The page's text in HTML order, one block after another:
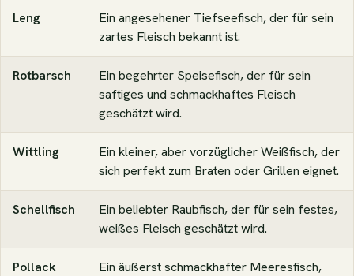
Leng
Ein angesehener Tiefseefisch, der für sein
zartes Fleisch bekannt ist.
Rotbarsch
Ein begehrter Speisefisch, der für sein
saftiges und schmackhaftes Fleisch
geschätzt wird.
Wittling
Ein kleiner, aber vorzüglicher Weißfisch, der
sich perfekt zum Braten oder Grillen eignet.
Schellfisch
Ein beliebter Raubfisch, der für sein festes,
weißes Fleisch geschätzt wird.
Pollack
Ein äußerst schmackhafter Meeresfisch,